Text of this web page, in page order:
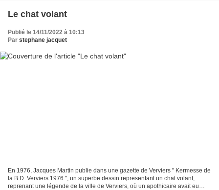
Le chat volant
Publié le 14/11/2022 à 10:13
Par stephane jacquet
En 1976, Jacques Martin publie dans une gazette de Verviers " Kermesse de
la B.D. Verviers 1976 ", un superbe dessin representant un chat volant,
reprenant une légende de la ville de Verviers, où un apothicaire avait eu